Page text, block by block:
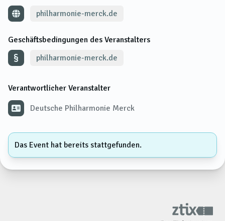
philharmonie-merck.de
Geschäftsbedingungen des Veranstalters
philharmonie-merck.de
Verantwortlicher Veranstalter
Deutsche Philharmonie Merck
Das Event hat bereits stattgefunden.